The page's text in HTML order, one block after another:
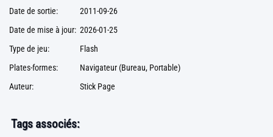
Date de sortie:
2011-09-26
Date de mise à jour: 2026-01-25
Type de jeu:
Flash
Plates-formes:
Navigateur (Bureau, Portable)
Auteur:
Stick Page
Tags associés: